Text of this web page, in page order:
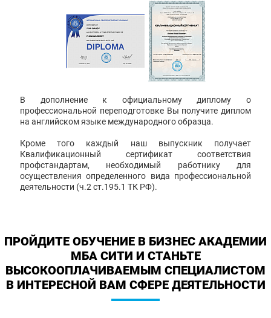
В дополнение к официальному диплому о
профессиональной переподготовке Вы получите диплом
на английском языке международного образца.
Кроме того каждый наш выпускник получает
Квалификационный сертификат соответствия
профстандартам, необходимый работнику для
осуществления определенного вида профессиональной
деятельности (ч.2 ст.195.1 ТК РФ).
ПРОЙДИТЕ ОБУЧЕНИЕ В БИЗНЕС АКАДЕМИИ
МБА СИТИ И СТАНЬТЕ
ВЫСОКООПЛАЧИВАЕМЫМ СПЕЦИАЛИСТОМ
В ИНТЕРЕСНОЙ ВАМ СФЕРЕ ДЕЯТЕЛЬНОСТИ